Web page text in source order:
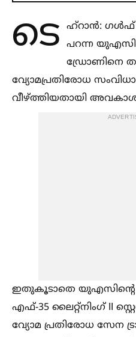
ടെ ഹ്റാൻ: ഗള്‍ഫ്
പറന്ന
ഡ്രോണിനെ
വ്യോമപ്രതിരോധ
വീഴ്ത്തിയതായി
ഇതുകൂടാതെ യുഎസിന്റെ
എഫ്-35 ലൈറ്റ്നിംഗ് II
വ്യോമ പ്രതിരോധ സേന